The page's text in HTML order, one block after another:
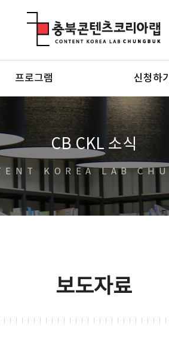
프로그램 신청하기
CB CKL 소식
KOREA LAB
보도자료